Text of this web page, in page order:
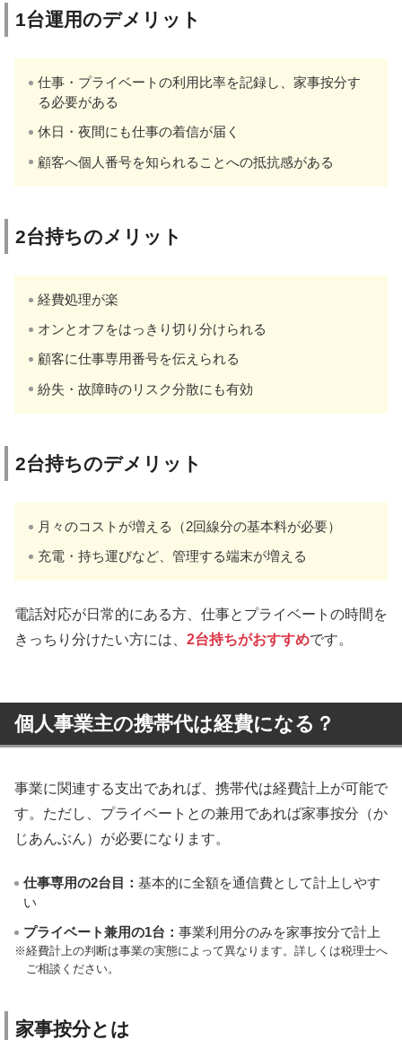
1台運用のデメリット
仕事・プライベートの利用比率を記録し、家事按分す
る必要がある
休日・夜間にも仕事の着信が届く
顧客へ個人番号を知られることへの抵抗感がある
2台持ちのメリット
経費処理が楽
オンとオフをはっきり切り分けられる
顧客に仕事専用番号を伝えられる
紛失・故障時のリスク分散にも有効
2台持ちのデメリット
月々のコストが増える（2回線分の基本料が必要）
充電・持ち運びなど、管理する端末が増える
電話対応が日常的にある方、仕事とプライベートの時間を
きっちり分けたい方には、 2台持ちがおすすめです。
個人事業主の携帯代は経費になる？
事業に関連する支出であれば、携帯代は経費計上が可能で
す。ただし、プライベートとの兼用であれば家事按分（か
じあんぶん）が必要になります。
仕事専用の2台目： 基本的に全額を通信費として計上しやす
い
プライベート兼用の1台： 事業利用分のみを家事按分で計上
経費計上の判断は事業の実態によって異なります。詳しくは税理士へ
ご相談ください。
家事按分とは